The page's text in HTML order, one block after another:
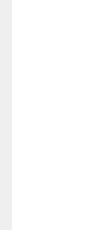
อา
นักจิตวิท